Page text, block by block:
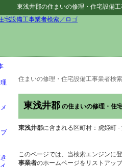
東浅井郡の住まいの修理・住宅設備
住まいの修理・住宅設備工事業者検索
東浅井郡 の住まいの修理・住
東浅井郡に含まれる区町村：虎姫町 -
このページでは、当検索エンジンに
事業者のホームページをリストアッ